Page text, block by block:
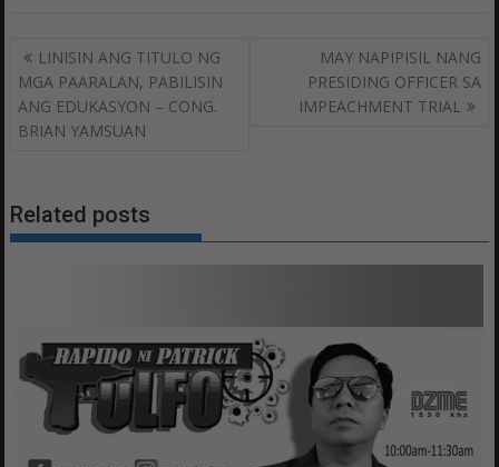
Post
navigation
LINISIN ANG TITULO NG
MGA PAARALAN, PABILISIN
ANG EDUKASYON – CONG.
BRIAN YAMSUAN
MAY NAPIPISIL NANG
PRESIDING OFFICER SA
IMPEACHMENT TRIAL
Related posts